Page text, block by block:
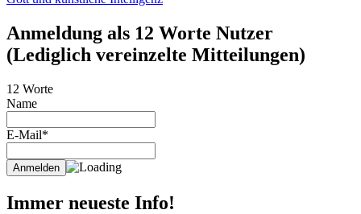
Anmeldung als 12 Worte Nutzer
(Lediglich vereinzelte Mitteilungen)
12 Worte
Name
E-Mail*
Immer neueste Info!